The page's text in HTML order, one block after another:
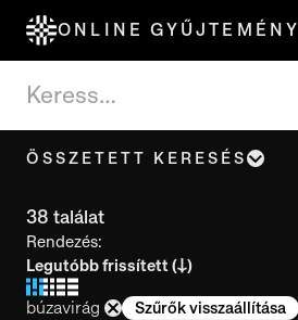
ONLINE GYŰJTEMÉNY
ÖSSZETETT KERESÉS
Leltári szám
38 találat
Rendezés:
búzavirág Szűrők visszaállítása